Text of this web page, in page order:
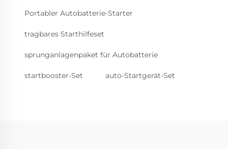
Portabler Autobatterie-Starter
tragbares Starthilfeset
sprunganlagenpaket für Autobatterie
startbooster-Set auto-Startgerät-Set